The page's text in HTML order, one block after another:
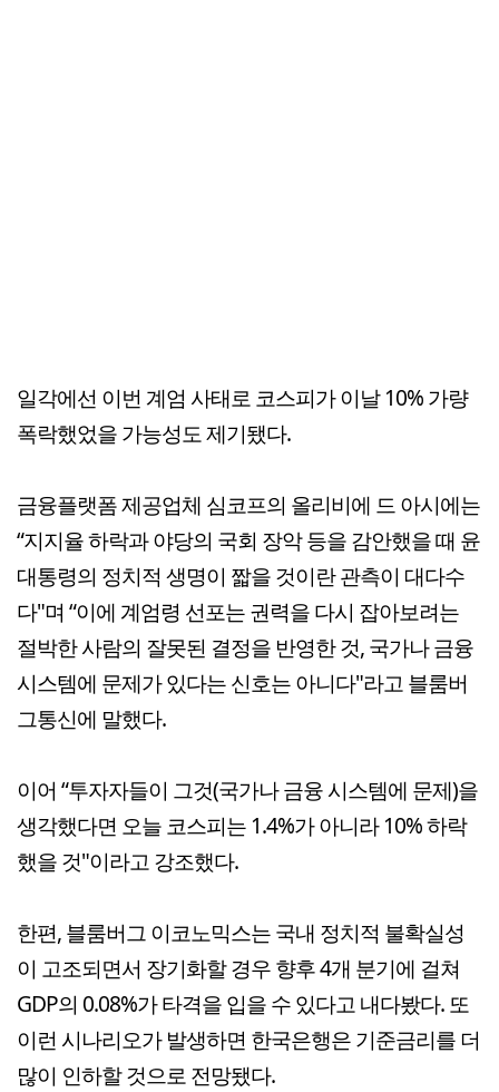
일각에선 이번 계엄 사태로 코스피가 이날 10% 가량
폭락했었을 가능성도 제기됐다.
금융플랫폼 제공업체 심코프의 올리비에 드 아시에는
“지지율 하락과 야당의 국회 장악 등을 감안했을 때 윤
대통령의 정치적 생명이 짧을 것이란 관측이 대다수
다"며 “이에 계엄령 선포는 권력을 다시 잡아보려는
절박한 사람의 잘못된 결정을 반영한 것, 국가나 금융
시스템에 문제가 있다는 신호는 아니다"라고 블룸버
그통신에 말했다.
이어 “투자자들이 그것(국가나 금융 시스템에 문제)을
생각했다면 오늘 코스피는 1.4%가 아니라 10% 하락
했을 것"이라고 강조했다.
한편, 블룸버그 이코노믹스는 국내 정치적 불확실성
이 고조되면서 장기화할 경우 향후 4개 분기에 걸쳐
GDP의 0.08%가 타격을 입을 수 있다고 내다봤다. 또
이런 시나리오가 발생하면 한국은행은 기준금리를 더
많이 인하할 것으로 전망됐다.